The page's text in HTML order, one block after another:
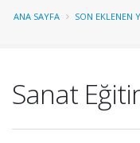
ANA SAYFA SON EKLENEN
Sanat